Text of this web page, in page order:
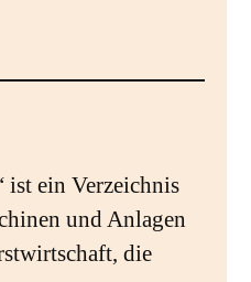
ist ein Verzeichnis
und Anlagen
die